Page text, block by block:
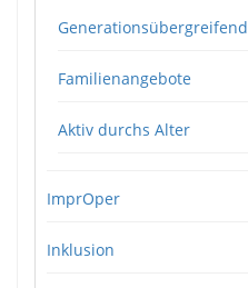
Generationsübergreifend
Familienangebote
Aktiv durchs Alter
ImprOper
Inklusion